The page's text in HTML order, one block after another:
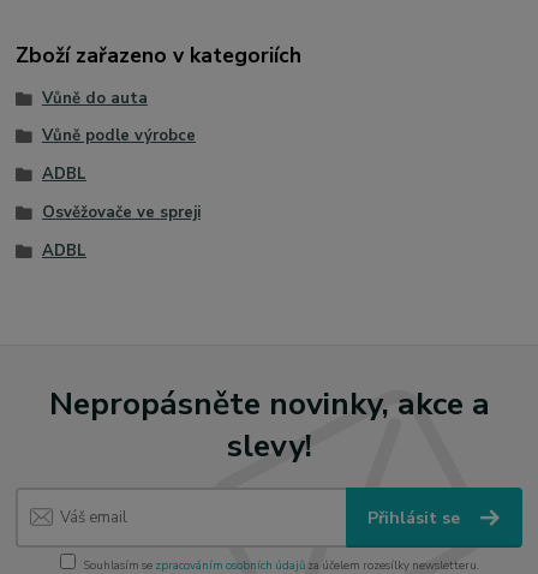
Zboží zařazeno v kategoriích
Vůně do auta
Vůně podle výrobce
ADBL
Osvěžovače ve spreji
ADBL
Nepropásněte novinky, akce a
slevy!
Přihlásit se
Souhlasím se zpracováním osobních údajůza účelem rozesílky newsletteru.